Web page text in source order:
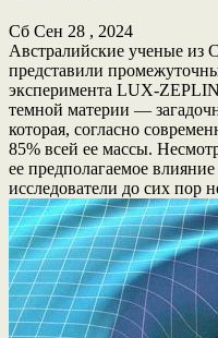
Сб Сен 28 , 2024
Австралийские ученые из
представили
эксперимента LUX-
темной материи —
которая, согласно
85% всей ее массы.
ее предполагаемое
исследователи до сих пор